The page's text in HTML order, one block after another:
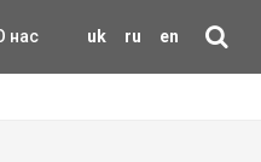
uk ru en
нас